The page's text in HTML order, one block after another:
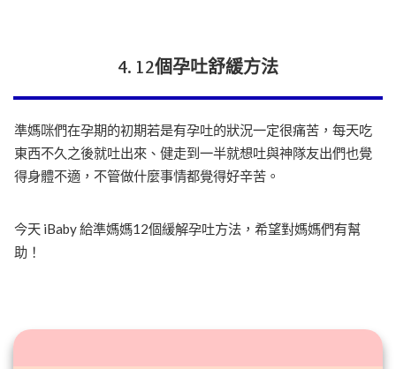
4. 12個孕吐舒緩方法
準媽咪們在孕期的初期若是有孕吐的狀況一定很痛苦，每天吃
東西不久之後就吐出來、健走到一半就想吐與神隊友出們也覺
得身體不適，不管做什麼事情都覺得好辛苦。
今天 iBaby 給準媽媽12個緩解孕吐方法，希望對媽媽們有幫
助！